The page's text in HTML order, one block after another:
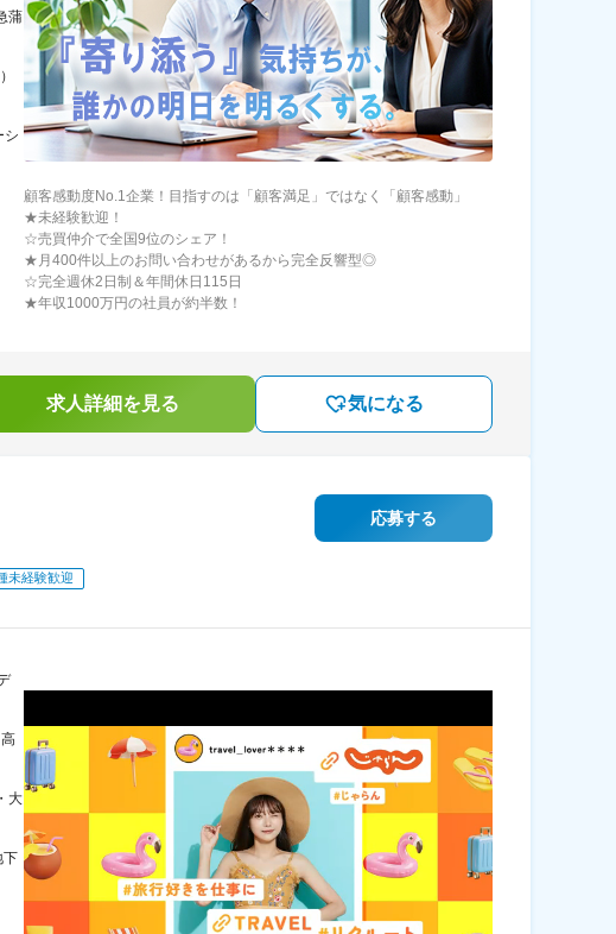
蒲
シ
顧客感動度No.1企業！目指すのは「顧客満足」ではなく「顧客感動」
★未経験歓迎！
☆売買仲介で全国9位のシェア！
★月400件以上のお問い合わせがあるから完全反響型◎
☆完全週休2日制＆年間休日115日
★年収1000万円の社員が約半数！
求人詳細を見る 気になる
未経験歓迎
応募する
大
下